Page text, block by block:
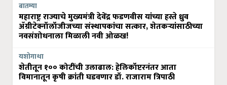
बातम्या
महाराष्ट्र राज्याचे मुख्यमंत्री देवेंद्र फडणवीस यांच्या हस्ते ध्रुव
ॲग्रीटेक्नॉलॉजीजच्या संस्थापकांचा सत्कार, शेतकऱ्यांसाठीच्या
नवसंशोधनाला मिळाली नवी ओळख!
यशोगाथा
शेतीतून १०० कोटींची उलाढाल: हेलिकॉप्टरनंतर आता
विमानातून कृषी क्रांती घडवणार डॉ. राजाराम त्रिपाठी